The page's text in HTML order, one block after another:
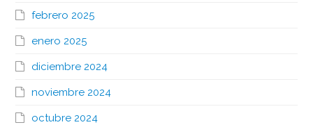
febrero 2025
enero 2025
diciembre 2024
noviembre 2024
octubre 2024